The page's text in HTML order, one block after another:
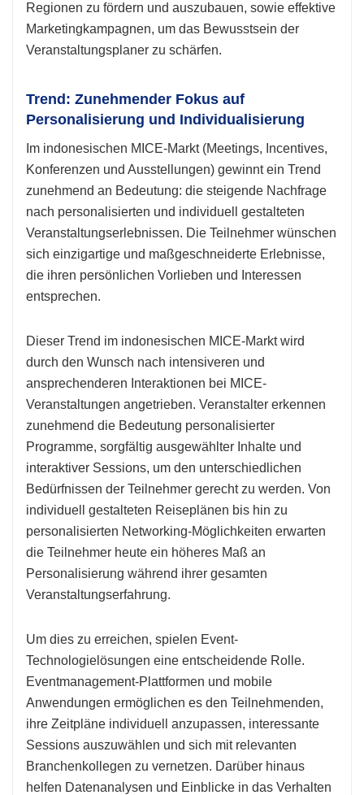
Regionen zu fördern und auszubauen, sowie effektive
Marketingkampagnen, um das Bewusstsein der
Veranstaltungsplaner zu schärfen.
Trend: Zunehmender Fokus auf
Personalisierung und Individualisierung
Im indonesischen MICE-Markt (Meetings, Incentives,
Konferenzen und Ausstellungen) gewinnt ein Trend
zunehmend an Bedeutung: die steigende Nachfrage
nach personalisierten und individuell gestalteten
Veranstaltungserlebnissen. Die Teilnehmer wünschen
sich einzigartige und maßgeschneiderte Erlebnisse,
die ihren persönlichen Vorlieben und Interessen
entsprechen.
Dieser Trend im indonesischen MICE-Markt wird
durch den Wunsch nach intensiveren und
ansprechenderen Interaktionen bei MICE-
Veranstaltungen angetrieben. Veranstalter erkennen
zunehmend die Bedeutung personalisierter
Programme, sorgfältig ausgewählter Inhalte und
interaktiver Sessions, um den unterschiedlichen
Bedürfnissen der Teilnehmer gerecht zu werden. Von
individuell gestalteten Reiseplänen bis hin zu
personalisierten Networking-Möglichkeiten erwarten
die Teilnehmer heute ein höheres Maß an
Personalisierung während ihrer gesamten
Veranstaltungserfahrung.
Um dies zu erreichen, spielen Event-
Technologielösungen eine entscheidende Rolle.
Eventmanagement-Plattformen und mobile
Anwendungen ermöglichen es den Teilnehmenden,
ihre Zeitpläne individuell anzupassen, interessante
Sessions auszuwählen und sich mit relevanten
Branchenkollegen zu vernetzen. Darüber hinaus
helfen Datenanalysen und Einblicke in das Verhalten